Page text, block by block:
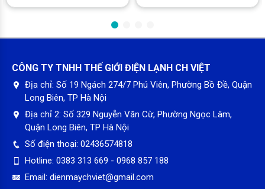
Khay rửa
trên, khay dao kéo.
– Khay trên được thiết kế với khả năng điều chỉnh chiều cao lên
xuống, nhằm tối ưu không gian khi muốn đặt các vật dụng lớn ở
– Phần khung xương ở cả khay trên và khay dưới đều có thể gập
lại, tiện lợi cho bạn khi có thể linh hoạt đặt nhiều loại vật dụng
khác nhau mà không phải chỉ là những
chiếc đĩa.
CÔNG TY TNHH THẾ GIỚI ĐIỆN LẠNH CH VIỆT
Địa chỉ: Số 19 Ngách 274/7 Phú Viên, Phường Bồ Đề, Quận
Long Biên, TP Hà Nội
Địa chỉ 2: Số 329 Nguyễn Văn Cừ, Phường Ngọc Lâm,
Quận Long Biên, TP Hà Nội
Số điện thoại: 02436574818
Hotline: 0383 313 669 - 0968 857 188
Email: dienmaychviet@gmail.com